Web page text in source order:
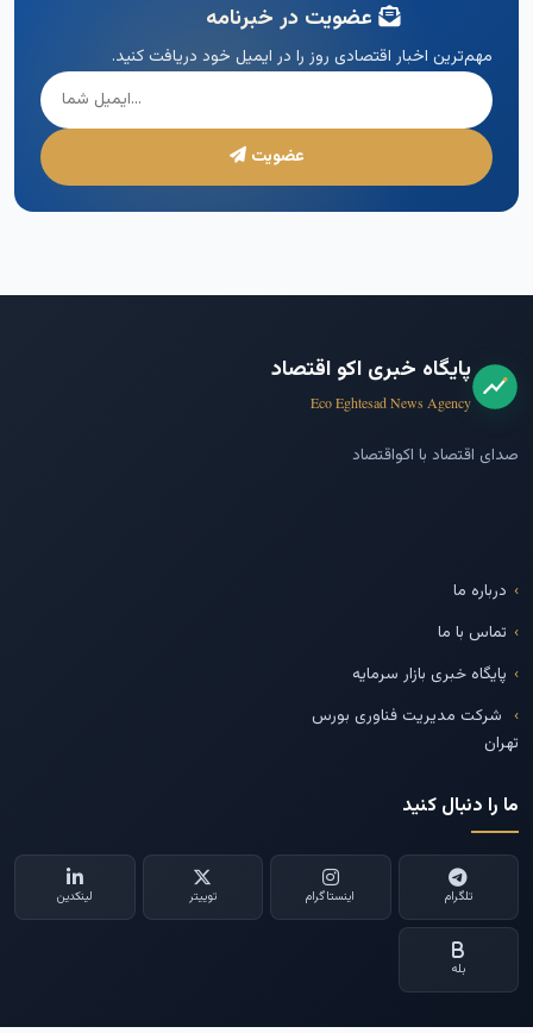
عضویت در خبرنامه
مهم‌ترین اخبار اقتصادی روز را در ایمیل خود دریافت کنید.
عضویت
پایگاه خبری اکو اقتصاد
Eco Eghtesad News Agency
صدای اقتصاد با اکواقتصاد
درباره ما
تماس با ما
پایگاه خبری بازار سرمایه
شرکت مدیریت فناوری بورس
تهران
ما را دنبال کنید
تلگرام اینستاگرام توییتر لینکدین
بله